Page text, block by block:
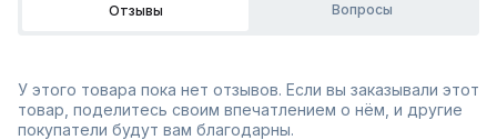
Отзывы Вопросы
У этого товара пока нет отзывов. Если вы заказывали этот
товар, поделитесь своим впечатлением о нём, и другие
покупатели будут вам благодарны.